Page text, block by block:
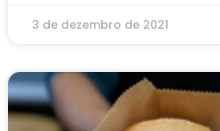
3 de dezembro de 2021